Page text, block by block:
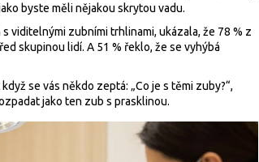
byste měli nějakou skrytou vadu.
viditelnými zubními trhlinami, ukázala, že 78 % z
skupinou lidí. A 51 % řeklo, že se vyhýbá
se vás někdo zeptá: „Co je s těmi zuby?“,
jako ten zub s prasklinou.